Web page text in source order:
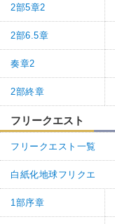
2部5章2
2部6.5章
奏章2
2部終章
フリークエスト
フリークエスト一覧
白紙化地球フリクエ
1部序章